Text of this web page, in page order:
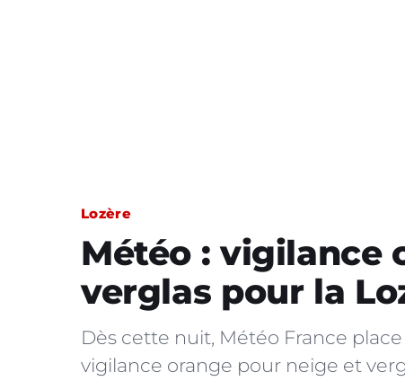
Lozère
Météo : vigilance
verglas pour la
Dès cette nuit, Météo France
vigilance orange pour neige et